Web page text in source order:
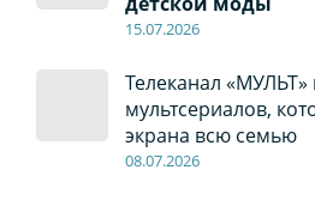
15.07.2026
Телеканал «МУЛЬТ»
мультсериалов,
экрана всю семью
08.07.2026